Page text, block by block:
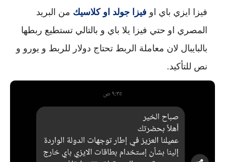
فيزا ايزي باي او فيزا جولد او كلاسيك
نص للتأكيد.